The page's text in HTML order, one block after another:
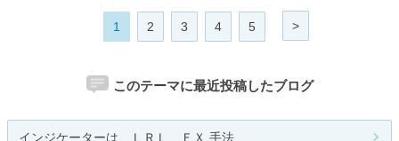
1 2 3 4 5 >
このテーマに最近投稿したブログ
インジケーターは ＬＲＬ ＦＸ 手法